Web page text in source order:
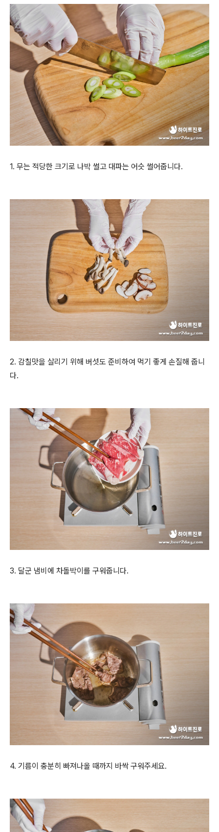
1. 무는 적당한 크기로 나박 썰고 대파는 어슷 썰어줍니다.
2. 감칠맛을 살리기 위해 버섯도 준비하여 먹기 좋게 손질해 줍니
다.
3. 달군 냄비에 차돌박이를 구워줍니다.
4. 기름이 충분히 빠져나올 때까지 바싹 구워주세요.